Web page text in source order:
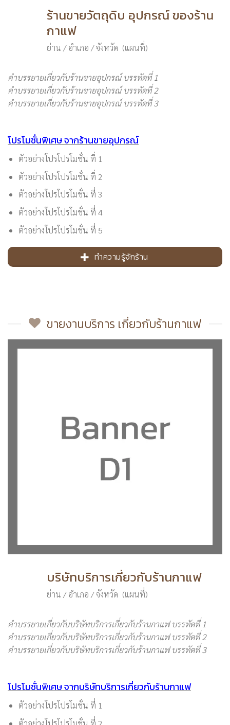
ร้านขายวัตถุดิบ อุปกรณ์ ของร้าน
กาแฟ
ย่าน / อำเภอ / จังหวัด (แผนที่)
คำบรรยายเกี่ยวกับร้านขายอุปกรณ์ บรรทัดที่ 1
คำบรรยายเกี่ยวกับร้านขายอุปกรณ์ บรรทัดที่ 2
คำบรรยายเกี่ยวกับร้านขายอุปกรณ์ บรรทัดที่ 3
โปรโมชั่นพิเศษ จากร้านขายอุปกรณ์
ตัวอย่างโปรโปรโมชั่น ที่ 1
ตัวอย่างโปรโปรโมชั่น ที่ 2
ตัวอย่างโปรโปรโมชั่น ที่ 3
ตัวอย่างโปรโปรโมชั่น ที่ 4
ตัวอย่างโปรโปรโมชั่น ที่ 5
ทำความรู้จักร้าน
ขายงานบริการ เกี่ยวกับร้านกาแฟ
บริษัทบริการเกี่ยวกับร้านกาแฟ
ย่าน / อำเภอ / จังหวัด (แผนที่)
คำบรรยายเกี่ยวกับบริษัทบริการเกี่ยวกับร้านกาแฟ บรรทัดที่ 1
คำบรรยายเกี่ยวกับบริษัทบริการเกี่ยวกับร้านกาแฟ บรรทัดที่ 2
คำบรรยายเกี่ยวกับบริษัทบริการเกี่ยวกับร้านกาแฟ บรรทัดที่ 3
โปรโมชั่นพิเศษ จากบริษัทบริการเกี่ยวกับร้านกาแฟ
ตัวอย่างโปรโปรโมชั่น ที่ 1